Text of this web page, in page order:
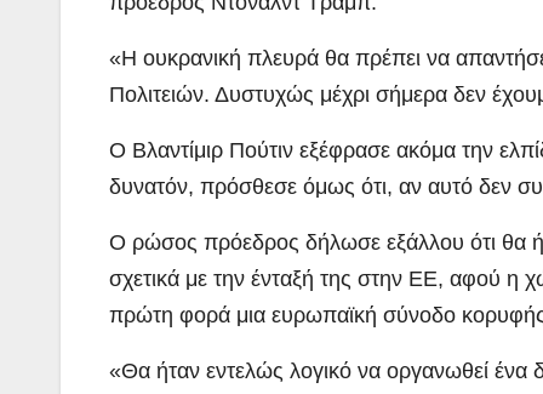
«Η ουκρανική πλευρά θα πρέπει να
Πολιτειών. Δυστυχώς μέχρι σήμερα δεν
Ο Βλαντίμιρ Πούτιν εξέφρασε ακόμα την
δυνατόν, πρόσθεσε όμως ότι, αν αυτό δεν
Ο ρώσος πρόεδρος δήλωσε εξάλλου ότι θα
σχετικά με την ένταξή της στην ΕΕ, αφού η
πρώτη φορά μια ευρωπαϊκή σύνοδο
«Θα ήταν εντελώς λογικό να οργανωθεί ένα